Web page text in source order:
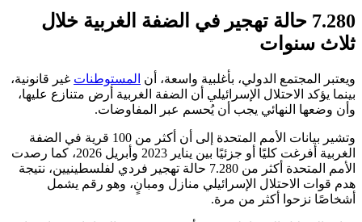
7.280 حالة تهجير في الضفة الغربية خلال
ثلاث سنوات
ويعتبر المجتمع الدولي، بأغلبية واسعة، أن المستوطناتغير قانونية،
بينما يؤكد الاحتلال الإسرائيلي أن الضفة الغربية أرض متنازع عليها،
وأن وضعها النهائي يجب أن يُحسم عبر المفاوضات.
وتشير بيانات الأمم المتحدة إلى أن أكثر من 100 قرية في الضفة
الغربية أفرغت كليًا أو جزئيًا بين يناير 2023 وأبريل 2026، كما رصدت
الأمم المتحدة أكثر من 7.280 حالة تهجير فردي لفلسطينيين، نتيجة
هدم قوات الاحتلال الإسرائيلي منازل ومبانٍ، وهو رقم يشمل
أشخاصًا نزحوا أكثر من مرة.